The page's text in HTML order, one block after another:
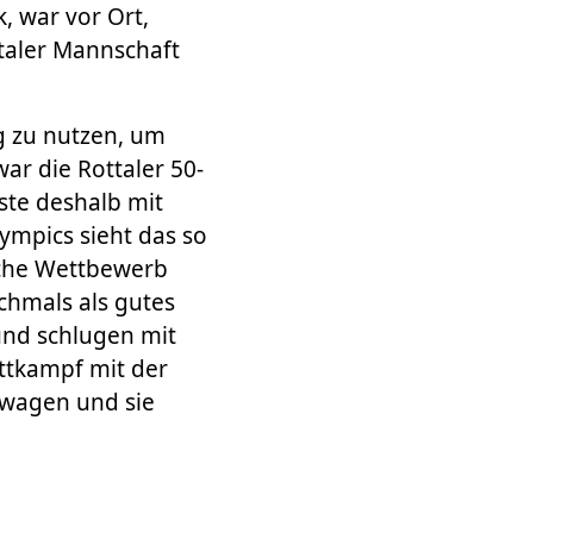
war vor Ort,
Mannschaft
zu nutzen, um
die Rottaler 50-
deshalb mit
sieht das so
Wettbewerb
als gutes
schlugen mit
mit der
und sie